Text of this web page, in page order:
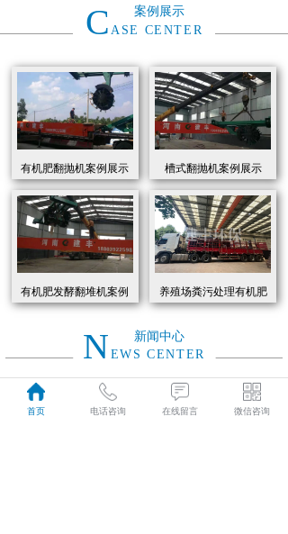
案例展示
C ASE CENTER
有机肥翻抛机案例展示 槽式翻抛机案例展示
有机肥发酵翻堆机案例
展示
养殖场粪污处理有机肥
发酵罐 履带式有机肥翻
新闻中心
N EWS CENTER
2026
首页 电话咨询 在线留言 微信咨询